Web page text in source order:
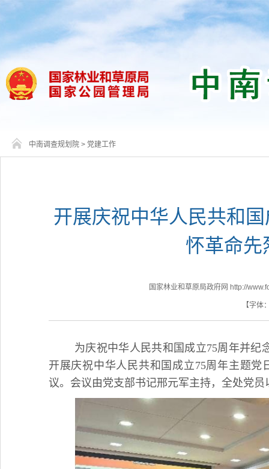
中南调查规划院 > 党建工作
开展庆祝中华人民共和
怀革命先
国家林业和草原局政府网 http://
【字体
为庆祝中华人民共和国成立75周年并纪
开展庆祝中华人民共和国成立75周年主题
议。会议由党支部书记邢元军主持，全处党